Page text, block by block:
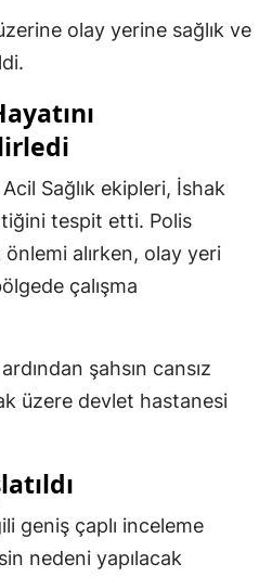
olay yerine sağlık ve
Sağlık ekipleri, İshak
tespit etti. Polis
alırken, olay yeri
çalışma
şahsın cansız
üzere devlet hastanesi
geniş çaplı inceleme
nedeni yapılacak